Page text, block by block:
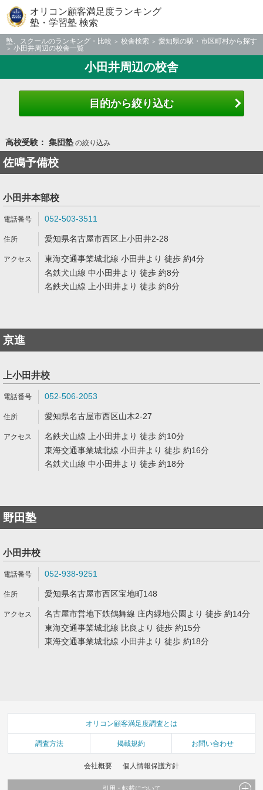
オリコン顧客満足度ランキング
塾・学習塾 検索
塾、スクールのランキング・比較 校舎検索
愛知県の駅・市区町村から探す
小田井周辺の校舎一覧
小田井周辺の校舎
目的から絞り込む
高校受験： 集団塾の絞り込み
佐鳴予備校
小田井本部校
052-503-3511
愛知県名古屋市西区上小田井2-28
東海交通事業城北線 小田井より 徒歩 約4分
名鉄犬山線 中小田井より 徒歩 約8分
名鉄犬山線 上小田井より 徒歩 約8分
京進
上小田井校
052-506-2053
愛知県名古屋市西区山木2-27
名鉄犬山線 上小田井より 徒歩 約10分
東海交通事業城北線 小田井より 徒歩 約16分
名鉄犬山線 中小田井より 徒歩 約18分
野田塾
小田井校
052-938-9251
愛知県名古屋市西区宝地町148
名古屋市営地下鉄鶴舞線 庄内緑地公園より 徒歩 約14分
東海交通事業城北線 比良より 徒歩 約15分
東海交通事業城北線 小田井より 徒歩 約18分
オリコン顧客満足度調査とは
調査方法 掲載規約 お問い合わせ
会社概要 個人情報保護方針
引用・転載について